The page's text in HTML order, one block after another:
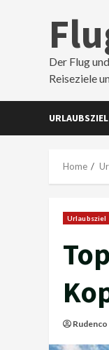
Der Flug
Reiseziele
URLAUBSZIEL
Home
Urlaubsziel
Rudenco